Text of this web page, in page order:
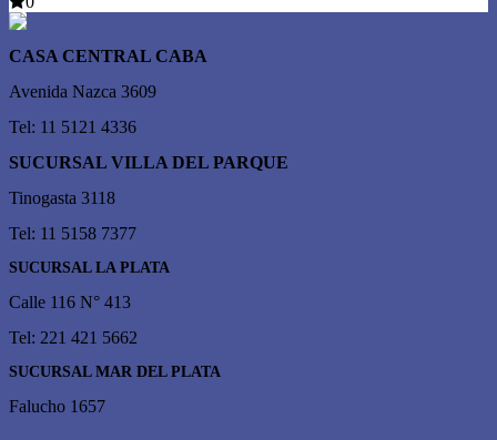
CASA CENTRAL CABA
Avenida Nazca 3609
Tel: 11 5121 4336
SUCURSAL VILLA DEL PARQUE
Tinogasta 3118
Tel: 11 5158 7377
SUCURSAL LA PLATA
Calle 116 N° 413
Tel: 221 421 5662
SUCURSAL MAR DEL PLATA
Falucho 1657